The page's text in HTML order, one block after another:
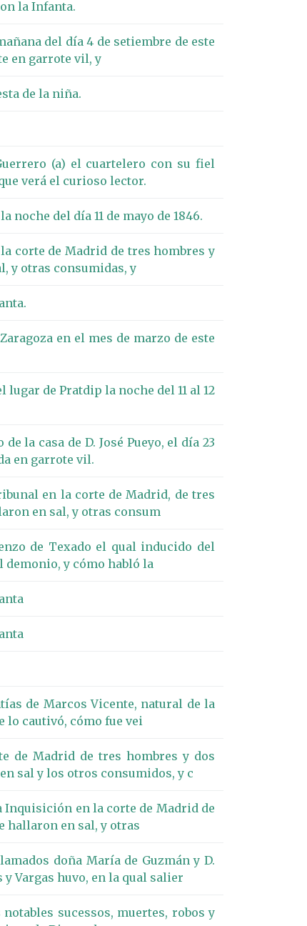
la Infanta.
del día 4 de setiembre de este
en garrote vil, y
de la niña.
(a) el cuartelero con su fiel
verá el curioso lector.
noche del día 11 de mayo de 1846.
corte de Madrid de tres hombres y
y otras consumidas, y
en el mes de marzo de este
de Pratdip la noche del 11 al 12
la casa de D. José Pueyo, el día 23
en garrote vil.
en la corte de Madrid, de tres
en sal, y otras consum
de Texado el qual inducido del
demonio, y cómo habló la
de Marcos Vicente, natural de la
lo cautivó, cómo fue vei
de Madrid de tres hombres y dos
sal y los otros consumidos, y c
Inquisición en la corte de Madrid de
hallaron en sal, y otras
doña María de Guzmán y D.
Vargas huvo, en la qual salier
sucessos, muertes, robos y